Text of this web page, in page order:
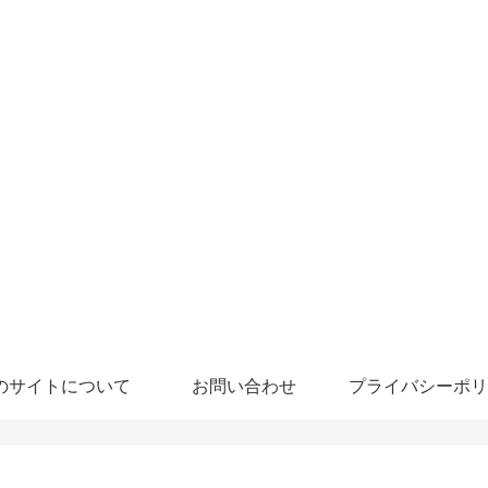
サイトについて お問い合わせ プライバシーポ